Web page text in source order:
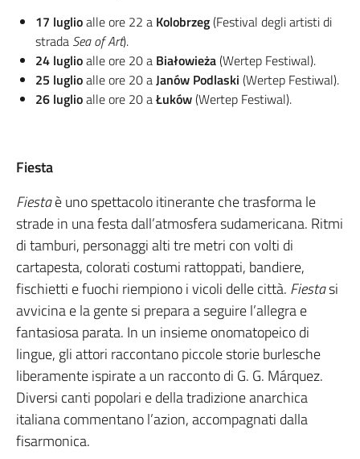
17 luglioalle ore 22 a Kolobrzeg(Festival degli artisti di
strada Sea of Art).
24 luglioalle ore 20 a Białowieża(Wertep Festiwal).
25 luglioalle ore 20 aJanów Podlaski (Wertep Festiwal).
26 luglioalle ore 20 aŁuków(Wertep Festiwal).
Fiesta
Fiestaè uno spettacolo itinerante che trasforma le
strade in una festa dall’atmosfera sudamericana. Ritmi
di tamburi, personaggi alti tre metri con volti di
cartapesta, colorati costumi rattoppati, bandiere,
fischietti e fuochi riempiono i vicoli delle città. Fiestasi
avvicina e la gente si prepara a seguire l’allegra e
fantasiosa parata. In un insieme onomatopeico di
lingue, gli attori raccontano piccole storie burlesche
liberamente ispirate a un racconto di G. G. Márquez.
Diversi canti popolari e della tradizione anarchica
italiana commentano l’azion, accompagnati dalla
fisarmonica.